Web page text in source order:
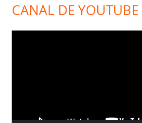
CANAL DE YOUTUBE